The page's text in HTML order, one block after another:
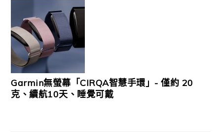
Garmin無螢幕「CIRQA智慧手環」- 僅約 20
克、續航10天、睡覺可戴